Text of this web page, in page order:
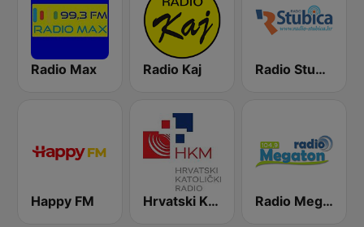
Radio Max Radio Kaj Radio Stubica 95.6 FM
Happy FM Hrvatski Katolicki Radio Radio Megaton